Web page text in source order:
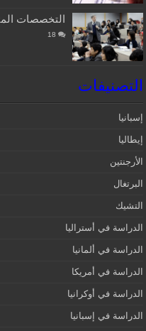
التخصصات
18
التصنيفات
إسبانيا‎
إيطاليا
الأرجنتين
البرتغال
التشيك
الدراسة في أستراليا
الدراسة في ألمانيا
الدراسة في أمريكا
الدراسة في أوكرانيا
الدراسة في إسبانيا